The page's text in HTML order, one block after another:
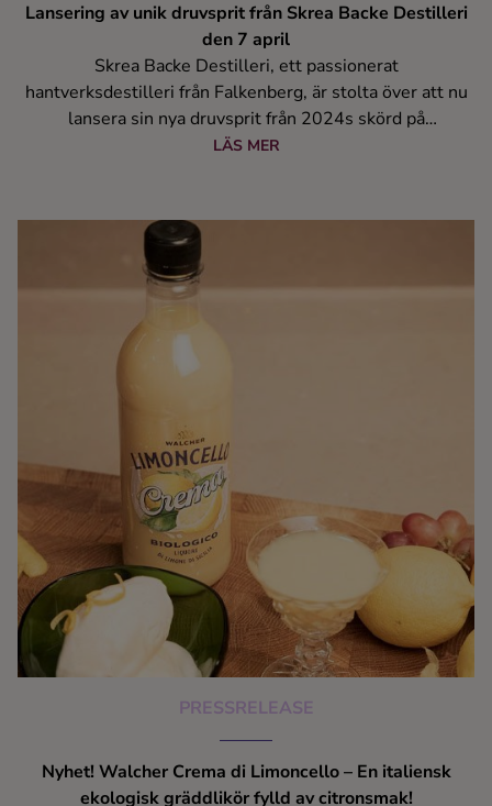
Lansering av unik druvsprit från Skrea Backe Destilleri
den 7 april
Skrea Backe Destilleri, ett passionerat
hantverksdestilleri från Falkenberg, är stolta över att nu
lansera sin nya druvsprit från 2024s skörd på
Systembolagets lokala och småskaliga sortiment. Denna
på den svenska marknaden.
LÄS MER
PRESSRELEASE
Nyhet! Walcher Crema di Limoncello – En italiensk
ekologisk gräddlikör fylld av citronsmak!